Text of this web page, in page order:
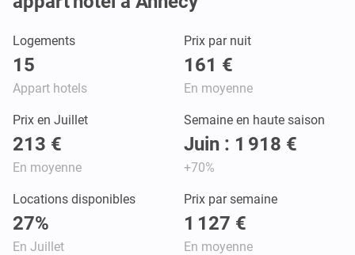
Logements
15
Appart hotels
Prix par nuit
161 €
En moyenne
Prix en Juillet
213 €
En moyenne
Semaine en haute saison
Juin : 1 918 €
+70%
Locations disponibles
27%
En Juillet
Prix par semaine
1 127 €
En moyenne